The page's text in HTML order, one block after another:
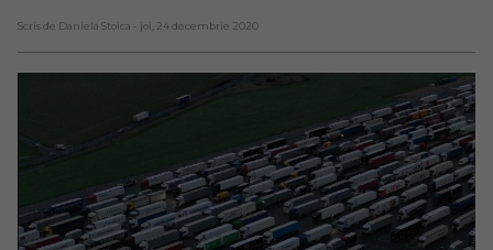
Scris de Daniela Stoica - joi, 24 decembrie 2020